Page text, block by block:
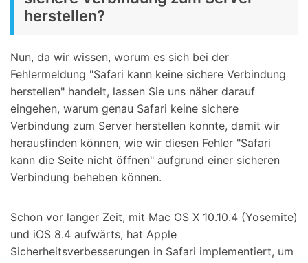
herstellen?
Nun, da wir wissen, worum es sich bei der
Fehlermeldung "Safari kann keine sichere Verbindung
herstellen" handelt, lassen Sie uns näher darauf
eingehen, warum genau Safari keine sichere
Verbindung zum Server herstellen konnte, damit wir
herausfinden können, wie wir diesen Fehler "Safari
kann die Seite nicht öffnen" aufgrund einer sicheren
Verbindung beheben können.
Schon vor langer Zeit, mit Mac OS X 10.10.4 (Yosemite)
und iOS 8.4 aufwärts, hat Apple
Sicherheitsverbesserungen in Safari implementiert, um